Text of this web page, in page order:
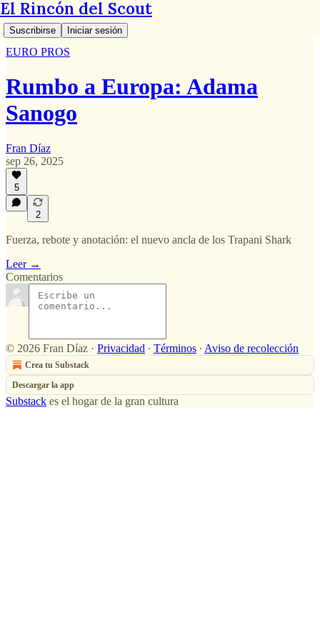
El Rincón del Scout
Suscribirse Iniciar sesión
EURO PROS
Rumbo a Europa: Adama
Sanogo
Fran Díaz
sep 26, 2025
5
2
Fuerza, rebote y anotación: el nuevo ancla de los Trapani Shark
Leer →
Comentarios
© 2026 Fran Díaz · Privacidad ∙ Términos ∙ Aviso de recolección
Crea tu Substack
Descargar la app
Substack es el hogar de la gran cultura